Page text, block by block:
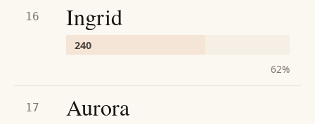
16 Ingrid
240
62%
17 Aurora